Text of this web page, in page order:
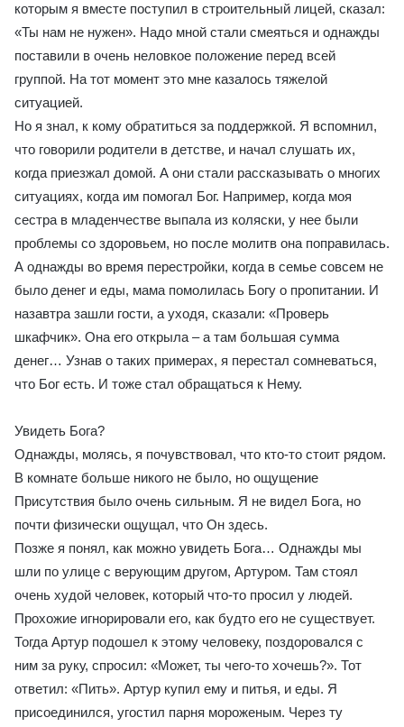
которым я вместе поступил в строительный лицей, сказал:
«Ты нам не нужен». Надо мной стали смеяться и однажды
поставили в очень неловкое положение перед всей
группой. На тот момент это мне казалось тяжелой
ситуацией.
Но я знал, к кому обратиться за поддержкой. Я вспомнил,
что говорили родители в детстве, и начал слушать их,
когда приезжал домой. А они стали рассказывать о многих
ситуациях, когда им помогал Бог. Например, когда моя
сестра в младенчестве выпала из коляски, у нее были
проблемы со здоровьем, но после молитв она поправилась.
А однажды во время перестройки, когда в семье совсем не
было денег и еды, мама помолилась Богу о пропитании. И
назавтра зашли гости, а уходя, сказали: «Проверь
шкафчик». Она его открыла – а там большая сумма
денег… Узнав о таких примерах, я перестал сомневаться,
что Бог есть. И тоже стал обращаться к Нему.
Увидеть Бога?
Однажды, молясь, я почувствовал, что кто-то стоит рядом.
В комнате больше никого не было, но ощущение
Присутствия было очень сильным. Я не видел Бога, но
почти физически ощущал, что Он здесь.
Позже я понял, как можно увидеть Бога… Однажды мы
шли по улице с верующим другом, Артуром. Там стоял
очень худой человек, который что-то просил у людей.
Прохожие игнорировали его, как будто его не существует.
Тогда Артур подошел к этому человеку, поздоровался с
ним за руку, спросил: «Может, ты чего-то хочешь?». Тот
ответил: «Пить». Артур купил ему и питья, и еды. Я
присоединился, угостил парня мороженым. Через ту